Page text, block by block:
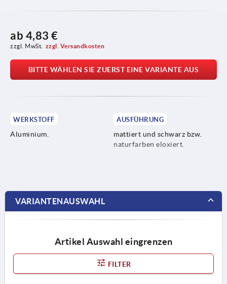
ab 4,83 €
zzgl. MwSt. zzgl. Versandkosten
BITTE WÄHLEN SIE ZUERST EINE VARIANTE AUS
WERKSTOFF
Aluminium.
AUSFÜHRUNG
mattiert und schwarz bzw.
naturfarben eloxiert.
VARIANTENAUSWAHL
Artikel Auswahl eingrenzen
FILTER